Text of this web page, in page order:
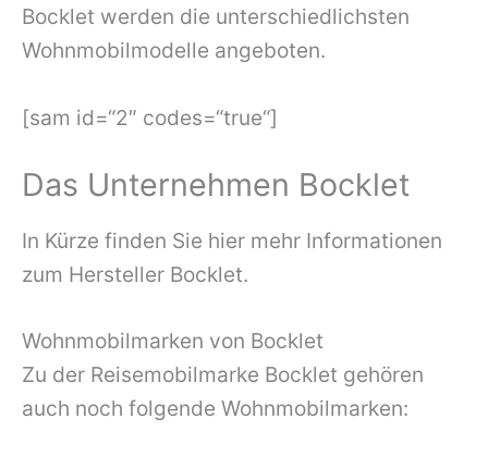
Bocklet werden die unterschiedlichsten
Wohnmobilmodelle angeboten.
[sam id=“2″ codes=“true“]
Das Unternehmen Bocklet
In Kürze finden Sie hier mehr Informationen
zum Hersteller Bocklet.
Wohnmobilmarken von Bocklet
Zu der Reisemobilmarke Bocklet gehören
auch noch folgende Wohnmobilmarken: